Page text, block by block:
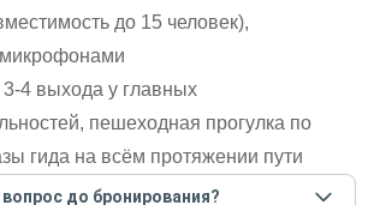
до 15 человек),
4 выхода у главных
пешеходная прогулка по
гида на всём протяжении пути
до бронирования?